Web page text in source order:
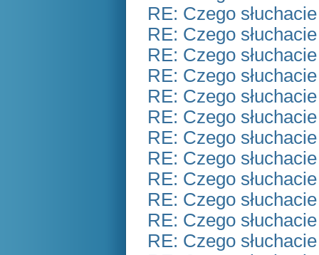
RE: Czego
RE: Czego
RE: Czego
RE: Czego
RE: Czego
RE: Czego
RE: Czego
RE: Czego
RE: Czego
RE: Czego
RE: Czego
RE: Czego